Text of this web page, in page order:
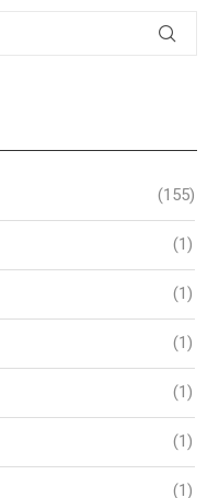
(155)
(1)
(1)
(1)
(1)
(1)
(1)